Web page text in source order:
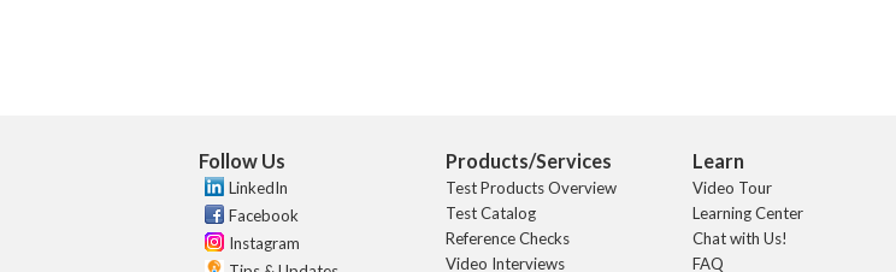
Follow Us
LinkedIn
Facebook
Instagram
Products/Services
Test Products Overview
Test Catalog
Reference Checks
Video Interviews
Learn
Video Tour
Learning Center
Chat with Us!
FAQ